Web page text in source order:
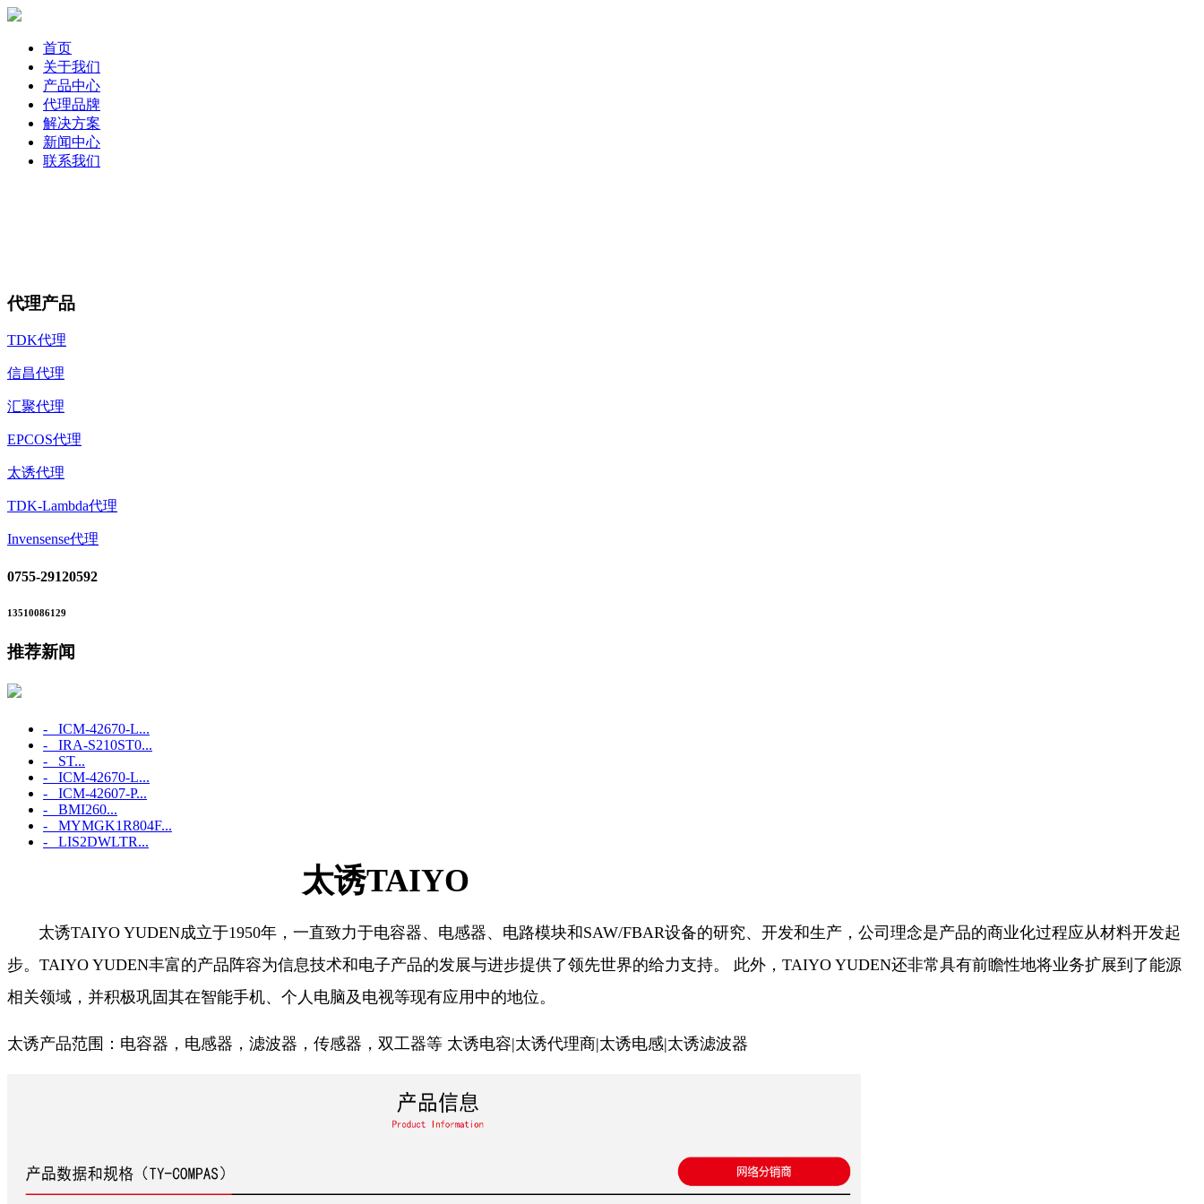
首页
关于我们
产品中心
代理品牌
解决方案
新闻中心
联系我们
代理产品
TDK代理
信昌代理
汇聚代理
EPCOS代理
太诱代理
TDK-Lambda代理
Invensense代理
0755-29120592
13510086129
推荐新闻
- ICM‑42670‑L...
- IRA-S210ST0...
- ST...
- ICM‑42670‑L...
- ICM‑42607‑P...
- BMI260...
- MYMGK1R804F...
- LIS2DWLTR...
太诱TAIYO
太诱TAIYO YUDEN成立于1950年，一直致力于电容器、电感器、电路模块和SAW/FBAR设备的研究、开发和生产，公司理念是产品的商业化过程应从材料开发起
步。TAIYO YUDEN丰富的产品阵容为信息技术和电子产品的发展与进步提供了领先世界的给力支持。 此外，TAIYO YUDEN还非常具有前瞻性地将业务扩展到了能源
相关领域，并积极巩固其在智能手机、个人电脑及电视等现有应用中的地位。
太诱产品范围：电容器，电感器，滤波器，传感器，双工器等 太诱电容|太诱代理商|太诱电感|太诱滤波器